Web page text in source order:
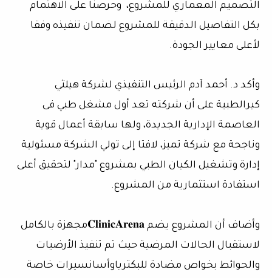
التصميم المعماري للمشروع، وحرصنا على الاهتمام
بكل التفاصيل الدقيقة للمشروع لضمان تنفيذه وفقا
لأعلى معايير الجودة.
وأكد د. أحمد آدم الرئيس التنفيذي لشركة هيلثي
كيرالطبية على أن شركته تعد أول مشغل طبي فى
العاصمة الإدارية الجديدة، ولها سابقة أعمال قوية
وناجحة مع شركة تميز، لافتا إلى تولي الشركة مسئولية
إدارة وتشغيل الكيان الطبي بمشروع "مدار" لتحقيق أعلى
استفادة استثمارية من المشروع.
وأضاف أن المشروع يضم 𝐂𝐥𝐢𝐧𝐢𝐜𝐀𝐫𝐞𝐧𝐚مجهزة بالكامل
لاستقبال الحالات المرضية حيث تم تنفيذ الأرضيات
والحوائط بخواص مضادة للبكترياوأسانسيرات خاصة